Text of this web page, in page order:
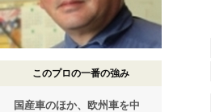
このプロの一番の強み
国産車のほか、欧州車を中